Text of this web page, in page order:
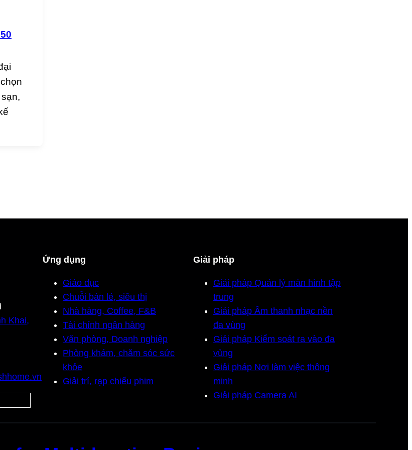
Khai,
Ứng dụng
Giáo dục
Chuỗi bán lẻ, siêu thị
Nhà hàng, Coffee, F&B
Tài chính ngân hàng
Văn phòng, Doanh nghiệp
Phòng khám, chăm sóc sức
khỏe
Giải trí, rạp chiếu phim
Giải pháp
Giải pháp Quản lý màn hình tập
trung
Giải pháp Âm thanh nhạc nền
đa vùng
Giải pháp Kiểm soát ra vào đa
vùng
Giải pháp Nơi làm việc thông
minh
Giải pháp Camera AI